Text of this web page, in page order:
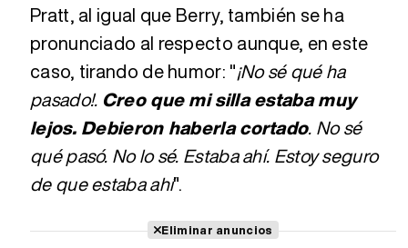
Pratt, al igual que Berry, también se ha
pronunciado al respecto aunque, en este
caso, tirando de humor: "¡No sé qué ha
pasado!. Creo que mi silla estaba muy
lejos. Debieron haberla cortado. No sé
qué pasó. No lo sé. Estaba ahí. Estoy seguro
de que estaba ahí".
Eliminar anuncios